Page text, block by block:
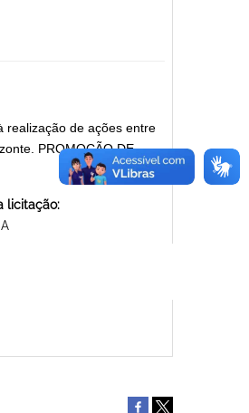
realização de ações entre
PROMOÇÃO DE
licitação: